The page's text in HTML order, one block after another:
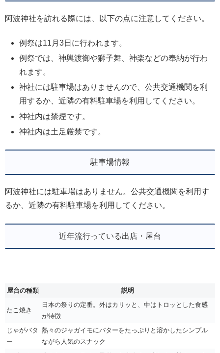
阿波神社を訪れる際には、以下の点に注意してください。
例祭は11月3日に行われます。
例祭では、神輿渡御や獅子舞、神楽などの奉納が行わ
れます。
神社には駐車場はありませんので、公共交通機関を利
用するか、近隣の有料駐車場を利用してください。
神社内は禁煙です。
神社内は土足厳禁です。
駐車場情報
阿波神社には駐車場はありません。公共交通機関を利用す
るか、近隣の有料駐車場を利用してください。
近年流行っている出店・屋台
屋台の種類 説明
たこ焼き
日本の祭りの定番。外はカリッと、中はトロッとした食感
が特徴
じゃがバタ
ー
熱々のジャガイモにバターをたっぷりと溶かしたシンプル
ながら人気のスナック